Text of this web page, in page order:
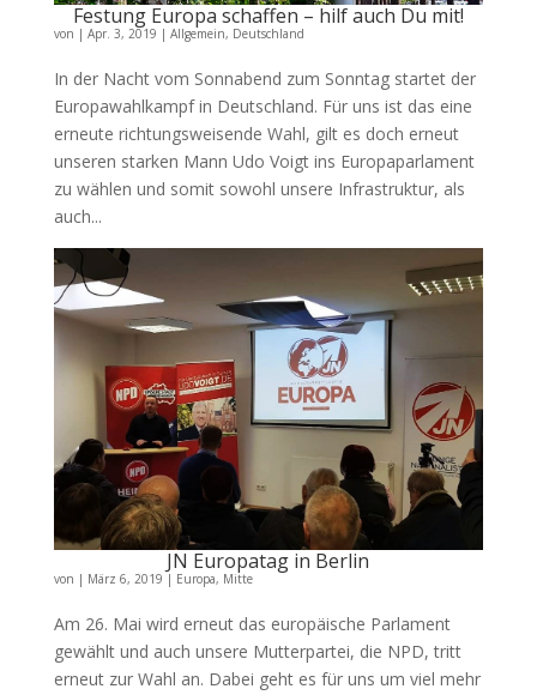
Festung Europa schaffen – hilf auch Du mit!
von | Apr. 3, 2019 | Allgemein, Deutschland
In der Nacht vom Sonnabend zum Sonntag startet der
Europawahlkampf in Deutschland. Für uns ist das eine
erneute richtungsweisende Wahl, gilt es doch erneut
unseren starken Mann Udo Voigt ins Europaparlament
zu wählen und somit sowohl unsere Infrastruktur, als
auch...
JN Europatag in Berlin
von | März 6, 2019 | Europa, Mitte
Am 26. Mai wird erneut das europäische Parlament
gewählt und auch unsere Mutterpartei, die NPD, tritt
erneut zur Wahl an. Dabei geht es für uns um viel mehr